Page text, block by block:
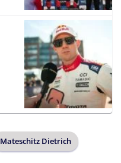
Mateschitz Dietrich